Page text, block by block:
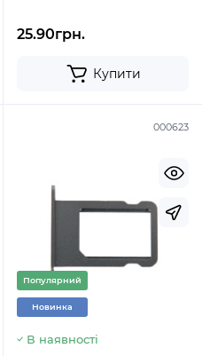
25.90грн.
Купити
000623
Популярний
Новинка
В наявності